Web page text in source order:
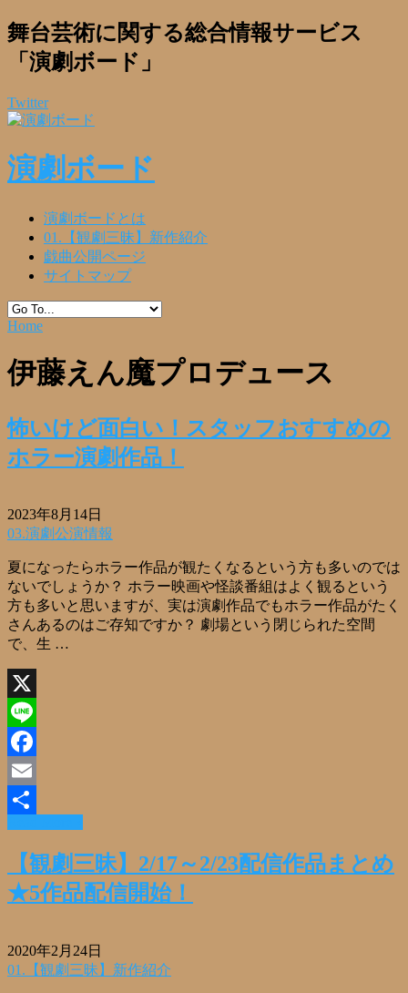
舞台芸術に関する総合情報サービス
「演劇ボード」
Twitter
演劇ボード
演劇ボードとは
01.【観劇三昧】新作紹介
戯曲公開ページ
サイトマップ
Home
伊藤えん魔プロデュース
怖いけど面白い！スタッフおすすめの
ホラー演劇作品！
2023年8月14日
03.演劇公演情報
夏になったらホラー作品が観たくなるという方も多いのでは
ないでしょうか？ ホラー映画や怪談番組はよく観るという
方も多いと思いますが、実は演劇作品でもホラー作品がたく
さんあるのはご存知ですか？ 劇場という閉じられた空間
で、生 …
X
Line
Facebook
Email
共
【観劇三昧】2/17～2/23配信作品まとめ
★5作品配信開始！
2020年2月24日
01.【観劇三昧】新作紹介